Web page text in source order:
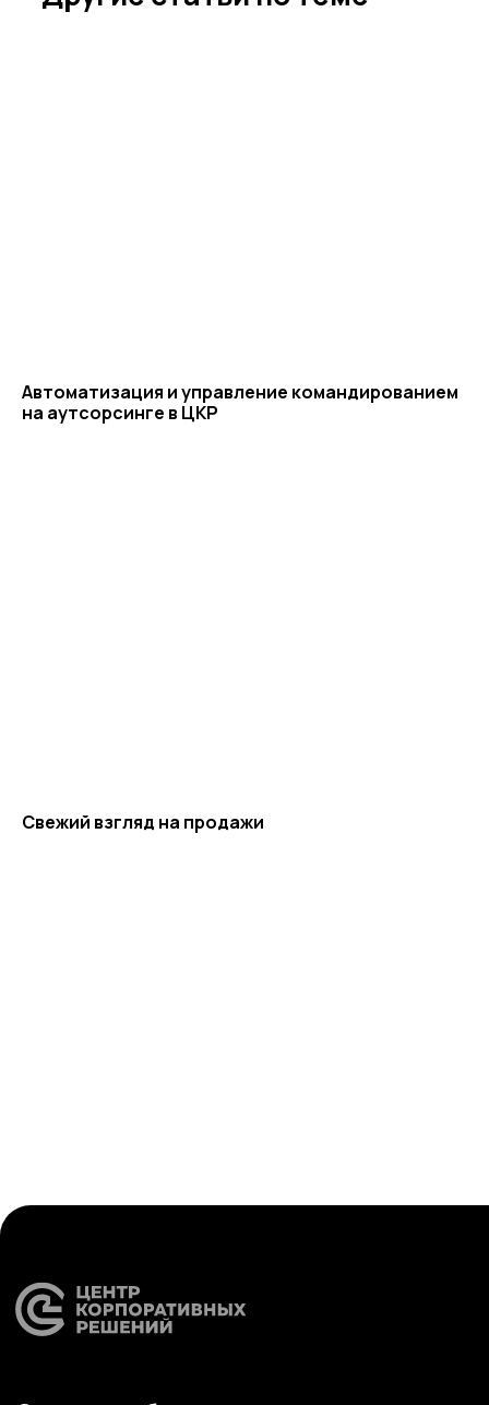
Автоматизация и управление командированием
на аутсорсинге в ЦКР
Свежий взгляд на продажи